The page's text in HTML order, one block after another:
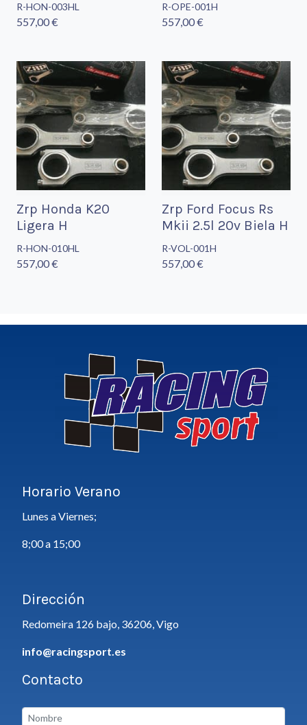
R-HON-003HL
557,00 €
R-OPE-001H
557,00 €
Zrp Honda K20
Ligera H
R-HON-010HL
557,00 €
Zrp Ford Focus Rs
Mkii 2.5l 20v Biela H
R-VOL-001H
557,00 €
Horario Verano
Lunes a Viernes;
8;00 a 15;00
Dirección
Redomeira 126 bajo, 36206, Vigo
info@racingsport.es
Contacto